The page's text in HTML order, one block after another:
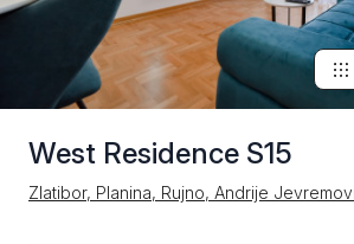
West Residence S15
Zlatibor, Planina, Rujno, Andrije